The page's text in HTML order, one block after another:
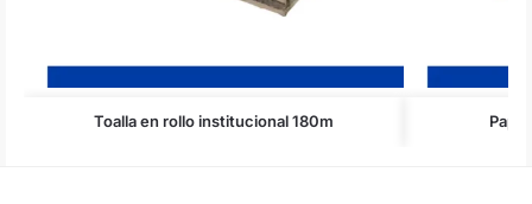
Toalla en rollo institucional 180m